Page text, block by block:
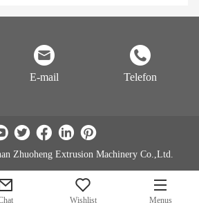
Wishlist Menus
E-mail Telefon
Zhuoheng Extrusion Machinery Co.,Ltd.